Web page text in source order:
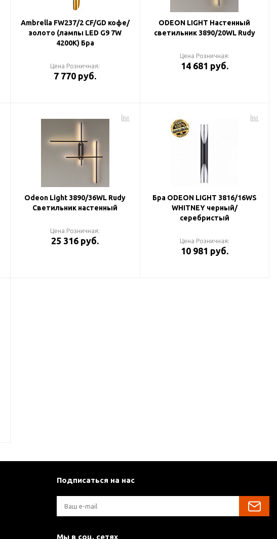
Ambrella FW237/2 CF/GD кофе/
золото (лампы LED G9 7W
4200K) Бра
Цена Розничная:
7 770 руб.
ODEON LIGHT Настенный
светильник 3890/20WL Rudy
Цена Розничная:
14 681 руб.
Odeon Light 3890/36WL Rudy
Светильник настенный
Цена Розничная:
25 316 руб.
Бра ODEON LIGHT 3816/16WS
WHITNEY черный/
серебристый
Цена Розничная:
10 981 руб.
Подписаться на нас
Мы в соц. сетях